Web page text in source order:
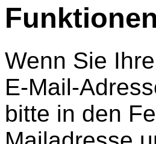
Funktionen
Wenn Sie
E-Mail-
bitte in den